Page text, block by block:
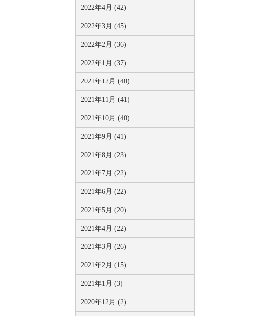
2022年4月 (42)
2022年3月 (45)
2022年2月 (36)
2022年1月 (37)
2021年12月 (40)
2021年11月 (41)
2021年10月 (40)
2021年9月 (41)
2021年8月 (23)
2021年7月 (22)
2021年6月 (22)
2021年5月 (20)
2021年4月 (22)
2021年3月 (26)
2021年2月 (15)
2021年1月 (3)
2020年12月 (2)